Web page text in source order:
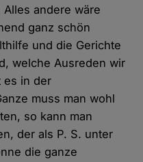
andere wäre
ganz schön
und die Gerichte
welche Ausreden wir
es in der
muss man wohl
so kann man
der als P. S. unter
die ganze